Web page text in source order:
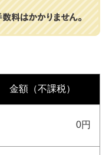
金額（不課税）
0円